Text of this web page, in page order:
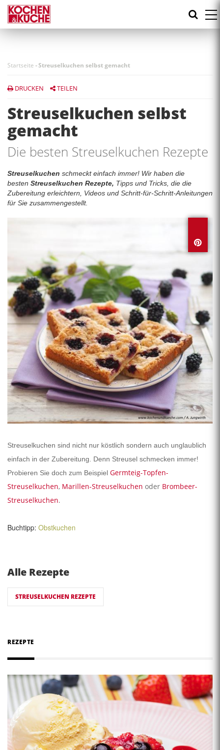
Direkt
zum
Inhalt
Startseite -Streuselkuchen selbst gemacht
DRUCKEN TEILEN
Streuselkuchen selbst
gemacht
Die besten Streuselkuchen Rezepte
Streuselkuchen schmeckt einfach immer! Wir haben die
besten Streuselkuchen Rezepte, Tipps und Tricks, die die
Zubereitung erleichtern, Videos und Schritt-für-Schritt-Anleitungen
für Sie zusammengestellt.
Streuselkuchen sind nicht nur köstlich sondern auch unglaublich
einfach in der Zubereitung. Denn Streusel schmecken immer!
Probieren Sie doch zum Beispiel Germteig-Topfen-
Streuselkuchen, Marillen-Streuselkuchen oder Brombeer-
Streuselkuchen.
Buchtipp: Obstkuchen
Alle Rezepte
STREUSELKUCHEN REZEPTE
REZEPTE